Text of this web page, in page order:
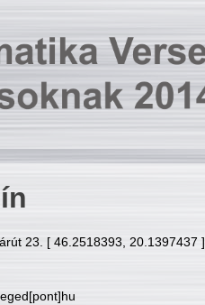
23. [ 46.2518393, 20.1397437 ]